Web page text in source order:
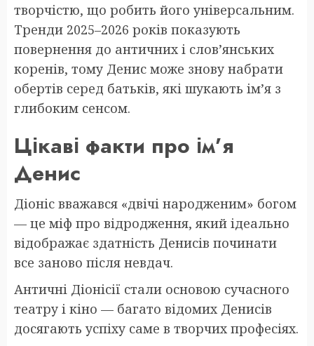
творчістю, що робить його універсальним.
Тренди 2025–2026 років показують
повернення до античних і слов’янських
коренів, тому Денис може знову набрати
обертів серед батьків, які шукають ім’я з
глибоким сенсом.
Цікаві факти про ім’я
Денис
Діоніс вважався «двічі народженим» богом
— це міф про відродження, який ідеально
відображає здатність Денисів починати
все заново після невдач.
Античні Діонісії стали основою сучасного
театру і кіно — багато відомих Денисів
досягають успіху саме в творчих професіях.